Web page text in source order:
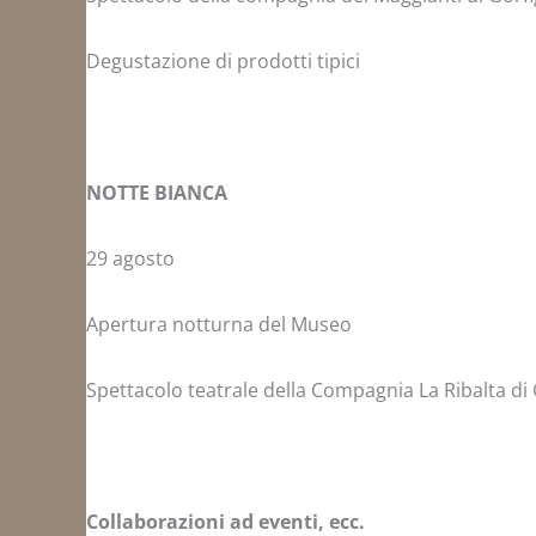
Degustazione di prodotti tipici
NOTTE BIANCA
29 agosto
Apertura notturna del Museo
Spettacolo teatrale della Compagnia La Ribalta di
Collaborazioni ad eventi, ecc.